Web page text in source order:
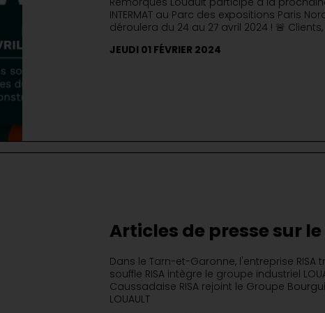
INTERMAT au Parc des expositions Paris
déroulera du 24 au 27 avril 2024 ! 🚨 Clients,
JEUDI 01 FÉVRIER 2024
Articles de presse sur
RISA par le Groupe
Dans le Tarn-et-Garonne, l'entreprise RISA
souffle RISA intègre le groupe industriel
Caussadaise RISA rejoint le Groupe
LOUAULT